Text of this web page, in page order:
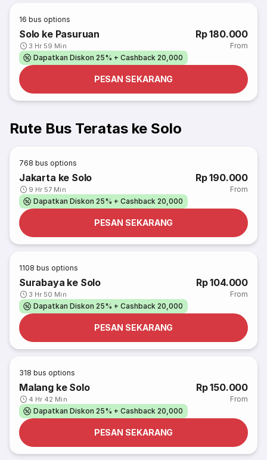
16 bus options
Solo ke Pasuruan
3 Hr 59 Min
Rp 180.000
From
Dapatkan Diskon 25% + Cashback 20,000
PESAN SEKARANG
Rute Bus Teratas ke Solo
768 bus options
Jakarta ke Solo
9 Hr 57 Min
Rp 190.000
From
Dapatkan Diskon 25% + Cashback 20,000
PESAN SEKARANG
1108 bus options
Surabaya ke Solo
3 Hr 50 Min
Rp 104.000
From
Dapatkan Diskon 25% + Cashback 20,000
PESAN SEKARANG
318 bus options
Malang ke Solo
4 Hr 42 Min
Rp 150.000
From
Dapatkan Diskon 25% + Cashback 20,000
PESAN SEKARANG